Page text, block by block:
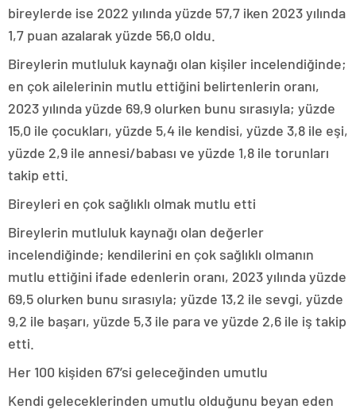
bireylerde ise 2022 yılında yüzde 57,7 iken 2023 yılında
1,7 puan azalarak yüzde 56,0 oldu.
Bireylerin mutluluk kaynağı olan kişiler incelendiğinde;
en çok ailelerinin mutlu ettiğini belirtenlerin oranı,
2023 yılında yüzde 69,9 olurken bunu sırasıyla; yüzde
15,0 ile çocukları, yüzde 5,4 ile kendisi, yüzde 3,8 ile eşi,
yüzde 2,9 ile annesi/babası ve yüzde 1,8 ile torunları
takip etti.
Bireyleri en çok sağlıklı olmak mutlu etti
Bireylerin mutluluk kaynağı olan değerler
incelendiğinde; kendilerini en çok sağlıklı olmanın
mutlu ettiğini ifade edenlerin oranı, 2023 yılında yüzde
69,5 olurken bunu sırasıyla; yüzde 13,2 ile sevgi, yüzde
9,2 ile başarı, yüzde 5,3 ile para ve yüzde 2,6 ile iş takip
etti.
Her 100 kişiden 67’si geleceğinden umutlu
Kendi geleceklerinden umutlu olduğunu beyan eden